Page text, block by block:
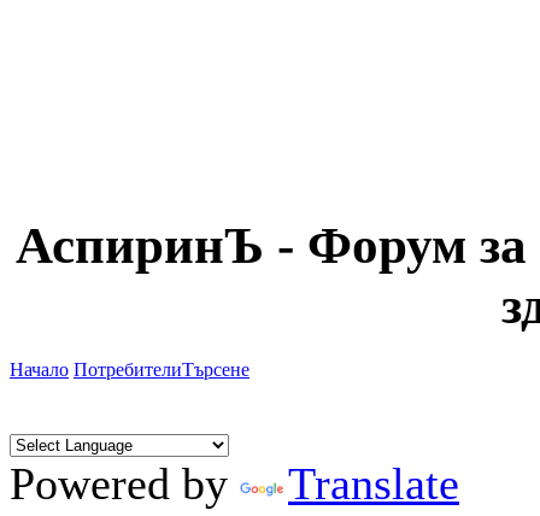
АспиринЪ - Форум за
Начало ПотребителиТърсене
Powered by Translate